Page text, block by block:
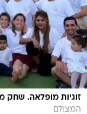
זוגיות מופלאה. שחק
המצולם